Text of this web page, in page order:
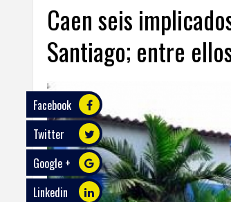
ECONOMÍA
DEPORTES
SALUD
TECNOLOGÍA
ECO
PLAY
Caen seis
Santiago; entre
Facebook
Twitter
Google +
Linkedin